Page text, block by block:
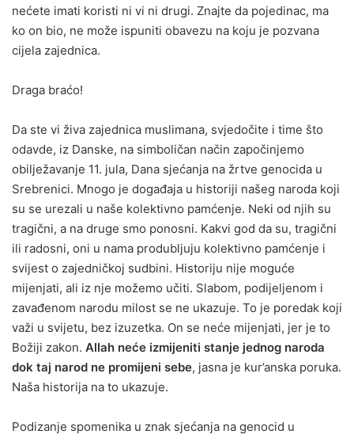
nećete imati koristi ni vi ni drugi. Znajte da pojedinac, ma
ko on bio, ne može ispuniti obavezu na koju je pozvana
cijela zajednica.
Draga braćo!
Da ste vi živa zajednica muslimana, svjedočite i time što
odavde, iz Danske, na simboličan način započinjemo
obilježavanje 11. jula, Dana sjećanja na žrtve genocida u
Srebrenici. Mnogo je događaja u historiji našeg naroda koji
su se urezali u naše kolektivno pamćenje. Neki od njih su
tragični, a na druge smo ponosni. Kakvi god da su, tragični
ili radosni, oni u nama produbljuju kolektivno pamćenje i
svijest o zajedničkoj sudbini. Historiju nije moguće
mijenjati, ali iz nje možemo učiti. Slabom, podijeljenom i
zavađenom narodu milost se ne ukazuje. To je poredak koji
važi u svijetu, bez izuzetka. On se neće mijenjati, jer je to
Božiji zakon. Allah neće izmijeniti stanje jednog naroda
dok taj narod ne promijeni sebe, jasna je kur’anska poruka.
Naša historija na to ukazuje.
Podizanje spomenika u znak sjećanja na genocid u